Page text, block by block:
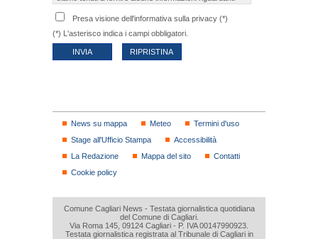
compilazione del seguente questionario la scrivente
Società è in possesso di dati a Voi relativi.
Questi dati saranno utilizzati per fini promozionali e
I dati verranno trattati in forma scritta e/o su supporto
magnetico, elettronico o telematico.
Ufficio Stampa Cagliari
09124 Cagliari (Italia)
P. IVA 00147990923.
Presa visione dell'informativa sulla privacy (*)
(*) L'asterisco indica i campi obbligatori.
News su mappa Meteo
Termini d'uso
Stage all'Ufficio Stampa
Accessibilità
La Redazione
Mappa del sito
Contatti
Cookie policy
Comune Cagliari News - Testata giornalistica quotidiana
del Comune di Cagliari.
Via Roma 145, 09124 Cagliari - P. IVA 00147990923.
Testata giornalistica registrata al Tribunale di Cagliari in